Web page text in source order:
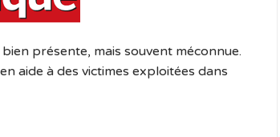
présente, mais souvent méconnue.
aide à des victimes exploitées dans